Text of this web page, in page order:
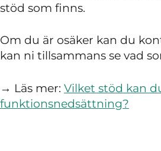
stöd som finns.
Om du är osäker kan du
kan ni tillsammans se vad
→ Läs mer: Vilket stöd kan
funktionsnedsättning?